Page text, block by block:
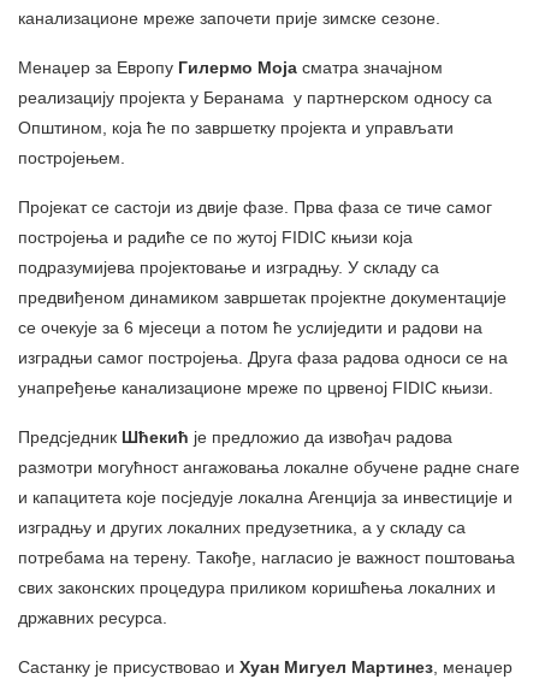
канализационе мреже започети прије зимске сезоне.
Менаџер за Европу Гилермо Моја сматра значајном
реализацију пројекта у Беранама у партнерском односу са
Општином, која ће по завршетку пројекта и управљати
постројењем.
Пројекат се састоји из двије фазе. Прва фаза се тиче самог
постројења и радиће се по жутој FIDIC књизи која
подразумијева пројектовање и изградњу. У складу са
предвиђеном динамиком завршетак пројектне документације
се очекује за 6 мјесеци а потом ће услиједити и радови на
изградњи самог постројења. Друга фаза радова односи се на
унапређење канализационе мреже по црвеној FIDIC књизи.
Предсједник Шћекић је предложио да извођач радова
размотри могућност ангажовања локалне обучене радне снаге
и капацитета које посједује локална Агенција за инвестиције и
изградњу и других локалних предузетника, а у складу са
потребама на терену. Такође, нагласио је важност поштовања
свих законских процедура приликом коришћења локалних и
државних ресурса.
Састанку је присуствовао и Хуан Мигуел Мартинез, менаџер